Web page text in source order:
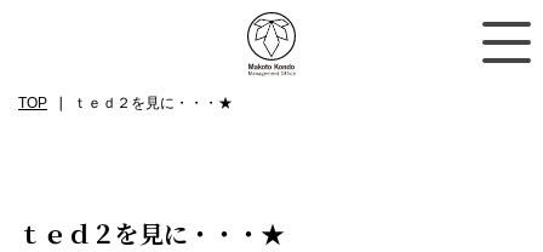
TOP ｔｅｄ２を見に・・・★
ｔｅｄ２を見に・・・★